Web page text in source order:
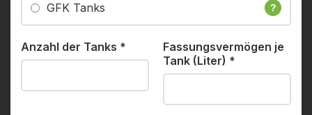
GFK Tanks ?
Anzahl der Tanks *
Fassungsvermögen je
Tank (Liter) *